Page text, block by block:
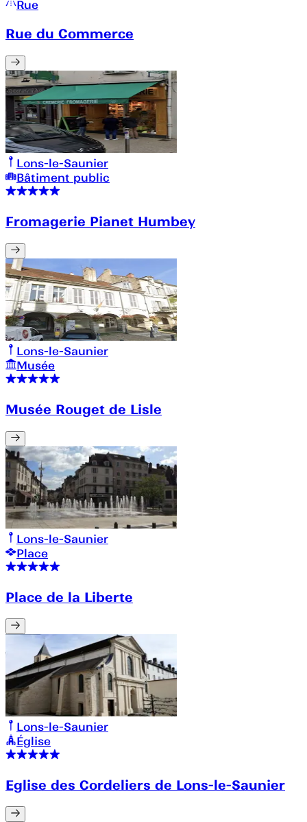
Rue
Rue du Commerce
Lons-le-Saunier
Bâtiment public
Fromagerie Pianet Humbey
Lons-le-Saunier
Musée
Musée Rouget de Lisle
Lons-le-Saunier
Place
Place de la Liberte
Lons-le-Saunier
Église
Eglise des Cordeliers de Lons-le-Saunier